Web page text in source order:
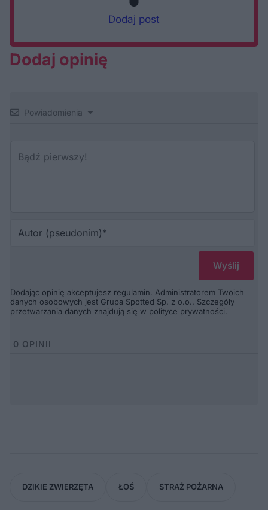
Dodaj post
Dodaj opinię
Powiadomienia
Dodając opinię akceptujesz regulamin. Administratorem Twoich
danych osobowych jest Grupa Spotted Sp. z o.o.. Szczegóły
przetwarzania danych znajdują się w polityce prywatności.
0 OPINII
DZIKIE ZWIERZĘTA ŁOŚ STRAŻ POŻARNA